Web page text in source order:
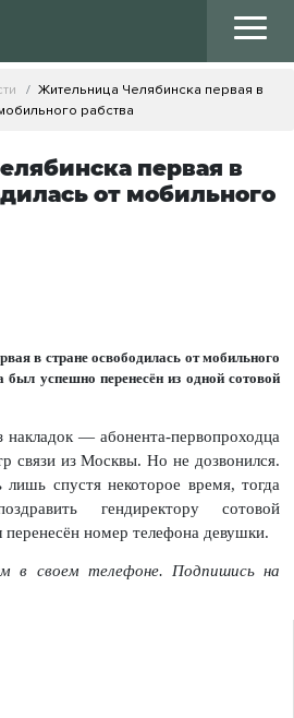
Жительница Челябинска первая в
рабства
первая в
от мобильного
в стране освободилась от мобильного
был успешно перенесён из одной сотовой
— абонента-первопроходца
связи из Москвы. Но не дозвонился.
спустя некоторое время, тогда
гендиректору сотовой
номер телефона девушки.
в своем телефоне. Подпишись на